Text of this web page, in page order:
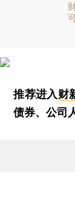
推荐进入财
债券、公司